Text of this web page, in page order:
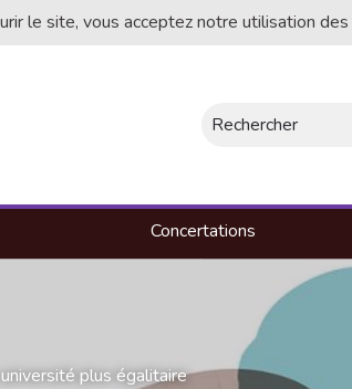
le site, vous acceptez notre utilisation
Rechercher
Concertations
plus égalitaire